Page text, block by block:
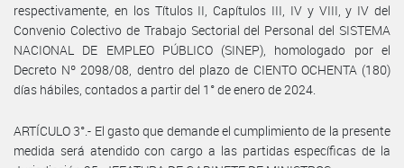
respectivamente, en los Títulos II, Capítulos III, IV y VIII, y IV del
Convenio Colectivo de Trabajo Sectorial del Personal del SISTEMA
NACIONAL DE EMPLEO PÚBLICO (SINEP), homologado por el
Decreto Nº 2098/08, dentro del plazo de CIENTO OCHENTA (180)
días hábiles, contados a partir del 1° de enero de 2024.
ARTÍCULO 3°.- El gasto que demande el cumplimiento de la presente
medida será atendido con cargo a las partidas específicas de la